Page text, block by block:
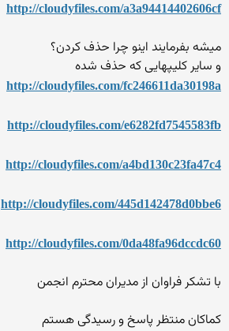
http://cloudyfiles.com/a3a94414402606cf
میشه بفرمایند اینو چرا حذف کردن؟
و سایر کلیپهایی که حذف شده
http://cloudyfiles.com/fc246611da30198a
http://cloudyfiles.com/e6282fd7545583fb
http://cloudyfiles.com/a4bd130c23fa47c4
http://cloudyfiles.com/445d142478d0bbe6
http://cloudyfiles.com/0da48fa96dccdc60
با تشکر فراوان از مدیران محترم انجمن
کماکان منتظر پاسخ و رسیدگی هستم